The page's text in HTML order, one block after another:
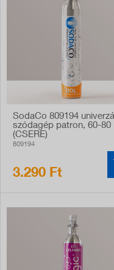
SodaCo 809194
szódagép patron, 60-80
(CSERE)
809194
3.290 Ft